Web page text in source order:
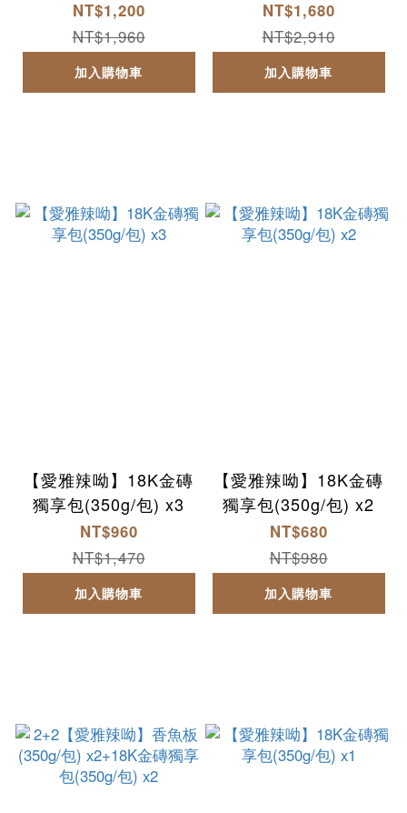
NT$1,200
NT$1,960
加入購物車
金磚獨享包(350g/包)
x3
NT$1,680
NT$2,910
加入購物車
【愛雅辣呦】18K金磚
獨享包(350g/包) x3
NT$960
NT$1,470
加入購物車
【愛雅辣呦】18K金磚
獨享包(350g/包) x2
NT$680
NT$980
加入購物車